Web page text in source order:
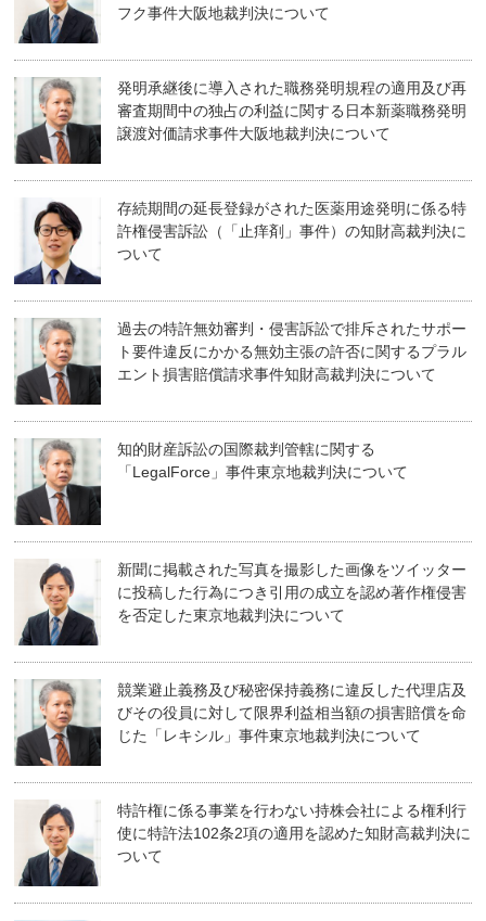
フク事件大阪地裁判決について
発明承継後に導入された職務発明規程の適用及び再
審査期間中の独占の利益に関する日本新薬職務発明
譲渡対価請求事件大阪地裁判決について
存続期間の延長登録がされた医薬用途発明に係る特
許権侵害訴訟（「止痒剤」事件）の知財高裁判決に
ついて
過去の特許無効審判・侵害訴訟で排斥されたサポー
ト要件違反にかかる無効主張の許否に関するプラル
エント損害賠償請求事件知財高裁判決について
知的財産訴訟の国際裁判管轄に関する
「LegalForce」事件東京地裁判決について
新聞に掲載された写真を撮影した画像をツイッター
に投稿した行為につき引用の成立を認め著作権侵害
を否定した東京地裁判決について
競業避止義務及び秘密保持義務に違反した代理店及
びその役員に対して限界利益相当額の損害賠償を命
じた「レキシル」事件東京地裁判決について
特許権に係る事業を行わない持株会社による権利行
使に特許法102条2項の適用を認めた知財高裁判決に
ついて